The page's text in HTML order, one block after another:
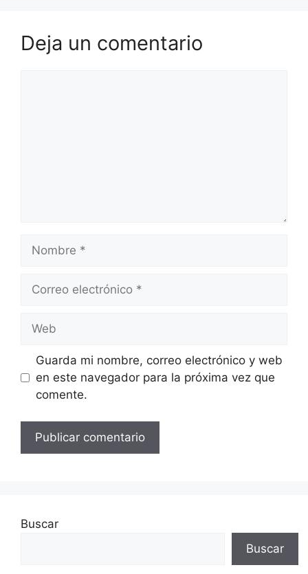
Deja un comentario
Nombre
Correo
Web
Guarda mi nombre, correo electrónico y web
en este navegador para la próxima vez que
comente.
Buscar
Buscar